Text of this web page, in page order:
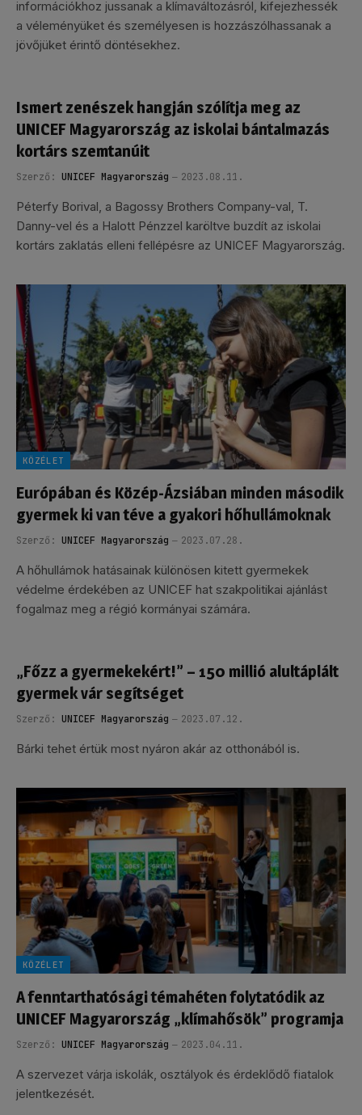
információkhoz jussanak a klímaváltozásról, kifejezhessék
a véleményüket és személyesen is hozzászólhassanak a
jövőjüket érintő döntésekhez.
Ismert zenészek hangján szólítja meg az
UNICEF Magyarország az iskolai bántalmazás
kortárs szemtanúit
Szerző: UNICEF Magyarország 2023.08.11.
Péterfy Borival, a Bagossy Brothers Company-val, T.
Danny-vel és a Halott Pénzzel karöltve buzdít az iskolai
kortárs zaklatás elleni fellépésre az UNICEF Magyarország.
KÖZÉLET
Európában és Közép-Ázsiában minden második
gyermek ki van téve a gyakori hőhullámoknak
Szerző: UNICEF Magyarország 2023.07.28.
A hőhullámok hatásainak különösen kitett gyermekek
védelme érdekében az UNICEF hat szakpolitikai ajánlást
fogalmaz meg a régió kormányai számára.
„Főzz a gyermekekért!” – 150 millió alultáplált
gyermek vár segítséget
Szerző: UNICEF Magyarország 2023.07.12.
Bárki tehet értük most nyáron akár az otthonából is.
KÖZÉLET
A fenntarthatósági témahéten folytatódik az
UNICEF Magyarország „klímahősök” programja
Szerző: UNICEF Magyarország 2023.04.11.
A szervezet várja iskolák, osztályok és érdeklődő fiatalok
jelentkezését.